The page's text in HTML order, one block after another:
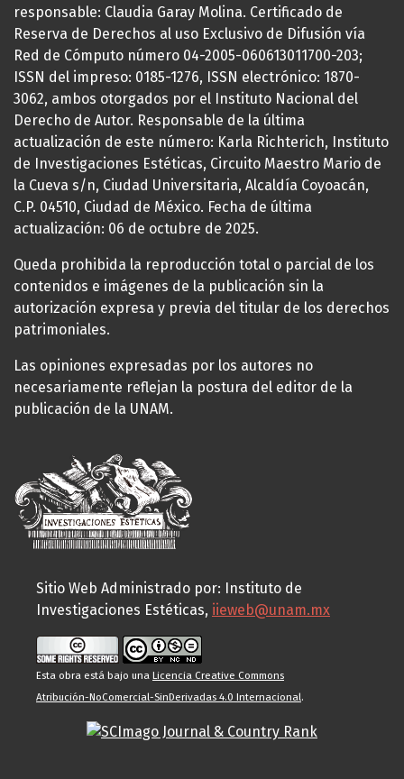
responsable: Claudia Garay Molina. Certificado de
Reserva de Derechos al uso Exclusivo de Difusión vía
Red de Cómputo número 04-2005-060613011700-203;
ISSN del impreso: 0185-1276, ISSN electrónico: 1870-
3062, ambos otorgados por el Instituto Nacional del
Derecho de Autor. Responsable de la última
actualización de este número: Karla Richterich, Instituto
de Investigaciones Estéticas, Circuito Maestro Mario de
la Cueva s/n, Ciudad Universitaria, Alcaldía Coyoacán,
C.P. 04510, Ciudad de México. Fecha de última
actualización: 06 de octubre de 2025.
Queda prohibida la reproducción total o parcial de los
contenidos e imágenes de la publicación sin la
autorización expresa y previa del titular de los derechos
patrimoniales.
Las opiniones expresadas por los autores no
necesariamente reflejan la postura del editor de la
publicación de la UNAM.
Sitio Web Administrado por: Instituto de
Investigaciones Estéticas, iieweb@unam.mx
Esta obra está bajo una Licencia Creative Commons
Atribución-NoComercial-SinDerivadas 4.0 Internacional.